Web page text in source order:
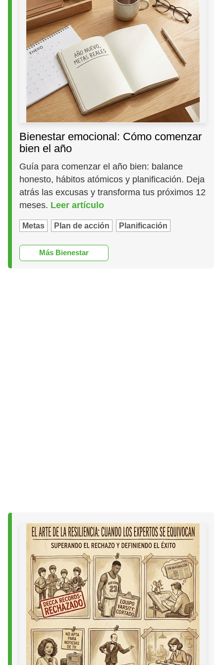
Bienestar emocional: Cómo comenzar
bien el año
Guía para comenzar el año bien: balance
honesto, hábitos atómicos y planificación. Deja
atrás las excusas y transforma tus próximos 12
meses. Leer artículo
Metas Plan de acción Planificación
Más Bienestar